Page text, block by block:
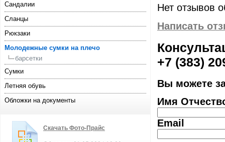
Сандалии
Сланцы
Рюкзаки
Молодежные сумки на плечо
барсетки
Сумки
Летняя обувь
Обложки на документы
Скачать Фото-Прайс
Нет отзывов
Написать
+7 (383)
Вы можете
Имя
Email